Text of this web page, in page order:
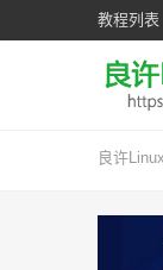
教程列表
良许